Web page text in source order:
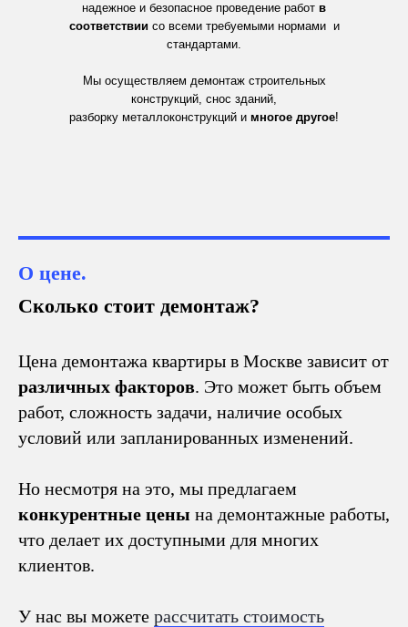
надежное и безопасное проведение работ в
соответствии со всеми требуемыми нормами и
стандартами.
Мы осуществляем демонтаж строительных
конструкций, снос зданий,
разборку металлоконструкций и многое другое!
О цене.
Сколько стоит демонтаж?
Цена демонтажа квартиры в Москве зависит от
различных факторов. Это может быть объем
работ, сложность задачи, наличие особых
условий или запланированных изменений.
Но несмотря на это, мы предлагаем
конкурентные цены на демонтажные работы,
что делает их доступными для многих
клиентов.
У нас вы можете рассчитать стоимость